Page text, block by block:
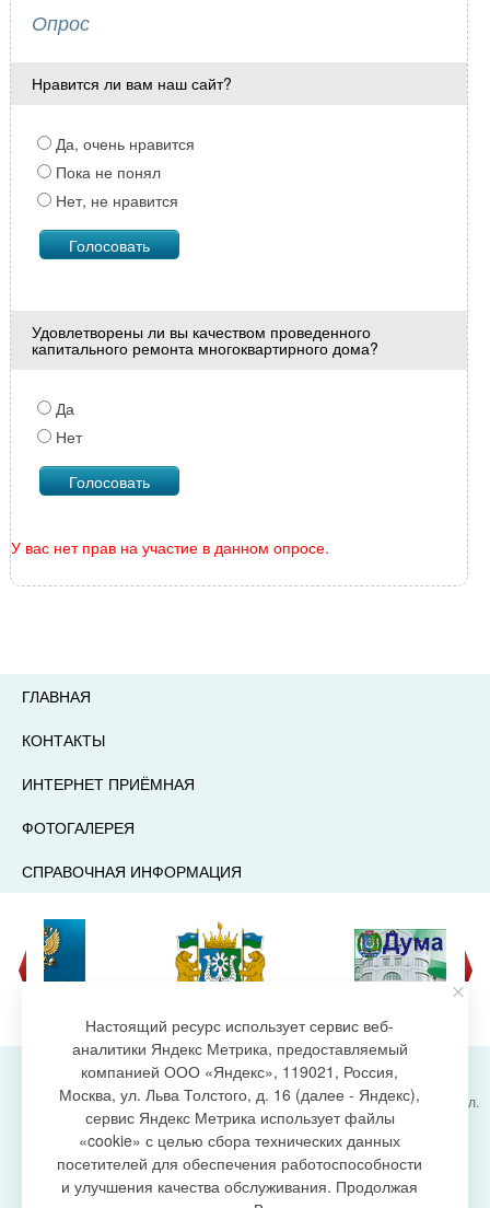
Опрос
Нравится ли вам наш сайт?
Да, очень нравится
Пока не понял
Нет, не нравится
Удовлетворены ли вы качеством проведенного
капитального ремонта многоквартирного дома?
Да
Нет
У вас нет прав на участие в данном опросе.
ГЛАВНАЯ
КОНТАКТЫ
ИНТЕРНЕТ ПРИЁМНАЯ
ФОТОГАЛЕРЕЯ
СПРАВОЧНАЯ ИНФОРМАЦИЯ
создание сайта
Администрация городского поселения Излучинск, ул.
Энергетиков, 6, пгт. Излучинск, Нижневартовский
район,
Ханты-Мансийский автономный округ-Югра
(Тюменская область), 628634
Сетевое изданиеhttps://www.gp-izluchinsk.ru
Настоящий ресурс использует сервис веб-
аналитики Яндекс Метрика, предоставляемый
компанией ООО «Яндекс», 119021, Россия,
Москва, ул. Льва Толстого, д. 16 (далее - Яндекс),
сервис Яндекс Метрика использует файлы
«cookie» с целью сбора технических данных
посетителей для обеспечения работоспособности
и улучшения качества обслуживания. Продолжая